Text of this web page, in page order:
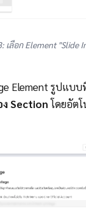
เลือก Element "Slide
Element รูปแบ
Sectionโดยอัต